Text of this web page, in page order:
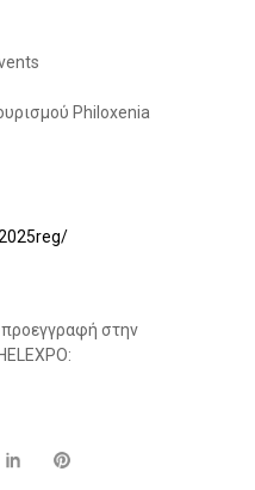
Philoxenia
προεγγραφή στην